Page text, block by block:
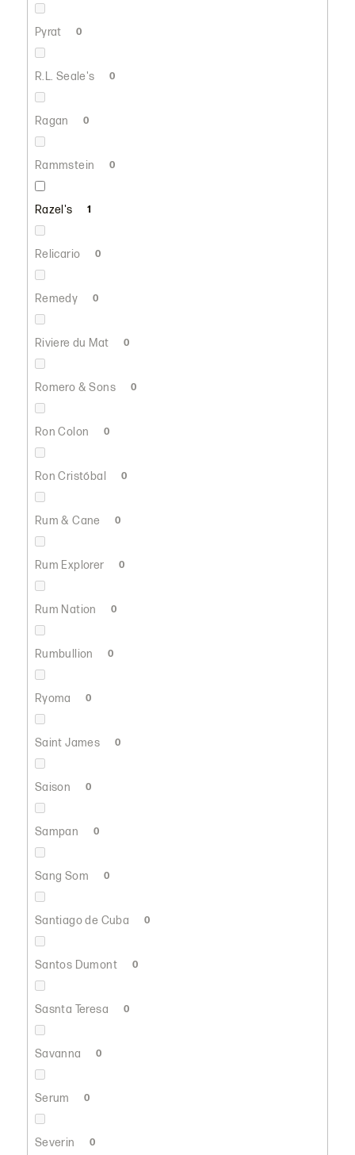
Pyrat 0
R.L. Seale's 0
Ragan 0
Rammstein 0
Razel's 1
Relicario 0
Remedy 0
Riviere du Mat 0
Romero & Sons 0
Ron Colon 0
Ron Cristóbal 0
Rum & Cane 0
Rum Explorer 0
Rum Nation 0
Rumbullion 0
Ryoma 0
Saint James 0
Saison 0
Sampan 0
Sang Som 0
Santiago de Cuba 0
Santos Dumont 0
Sasnta Teresa 0
Savanna 0
Serum 0
Severin 0